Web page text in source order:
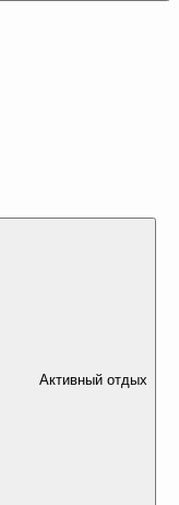
Активный отдых